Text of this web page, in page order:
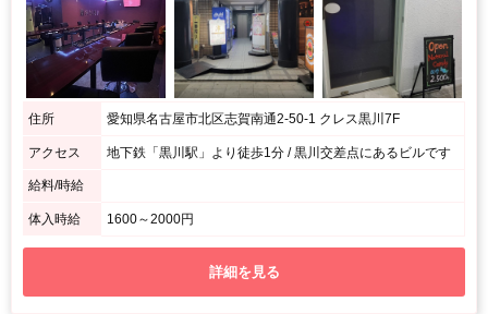
住所 愛知県名古屋市北区志賀南通2-50-1 クレス黒川7F
アクセス 地下鉄「黒川駅」より徒歩1分 / 黒川交差点にあるビルです
給料/時給
体入時給 1600～2000円
詳細を見る